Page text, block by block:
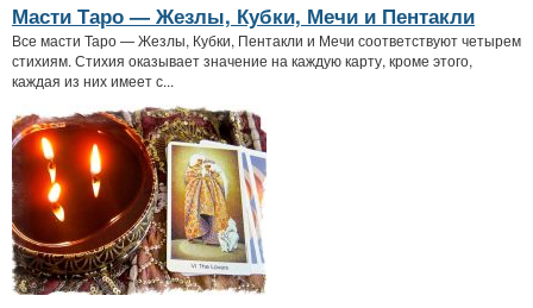
Масти Таро — Жезлы, Кубки, Мечи и Пентакли
Все масти Таро — Жезлы, Кубки, Пентакли и Мечи соответствуют четырем
стихиям. Стихия оказывает значение на каждую карту, кроме этого,
каждая из них имеет с...